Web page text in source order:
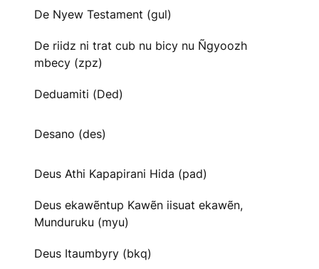
De Nyew Testament (gul)
De riidz ni trat cub nu bicy nu Ñgyoozh
mbecy (zpz)
Deduamiti (Ded)
Desano (des)
Deus Athi Kapapirani Hida (pad)
Deus ekawẽntup Kawẽn iisuat ekawẽn,
Munduruku (myu)
Deus Itaumbyry (bkq)